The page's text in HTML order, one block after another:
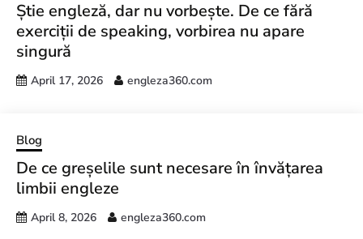
Știe engleză, dar nu vorbește. De ce fără
exerciții de speaking, vorbirea nu apare
singură
April 17, 2026 engleza360.com
Blog
De ce greșelile sunt necesare în învățarea
limbii engleze
April 8, 2026 engleza360.com